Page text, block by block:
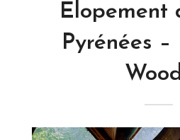
Elopement
Pyrénées